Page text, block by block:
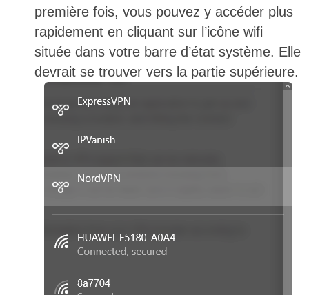
première fois, vous pouvez y accéder plus
rapidement en cliquant sur l’icône wifi
située dans votre barre d’état système. Elle
devrait se trouver vers la partie supérieure.